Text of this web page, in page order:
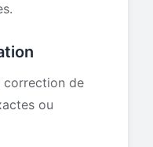
correction de
ou